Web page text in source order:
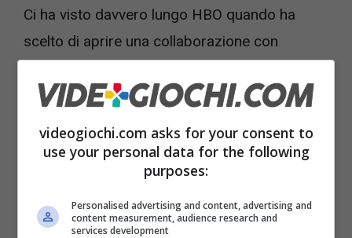
Ci ha visto davvero lungo HBO quando ha
scelto di aprire una collaborazione con
videogioco e della sua storia, tra tutti
confezionare una serie che fosse quanto più
possibile potente e vicina, ma anche diversa,
al materiale originale. E dopo il successo
enorme della prima stagione, con
videogiochi.com asks for your consent to
use your personal data for the following
purposes:
Personalised advertising and content, advertising and
content measurement, audience research and
services development